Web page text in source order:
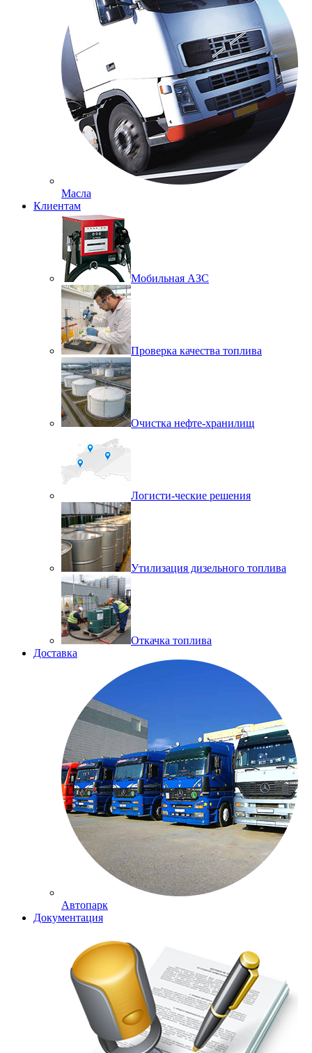
Масла
Клиентам
Мобильная АЗС
Проверка качества топлива
Очистка нефте-хранилищ
Логисти-ческие решения
Утилизация дизельного топлива
Откачка топлива
Доставка
Автопарк
Документация